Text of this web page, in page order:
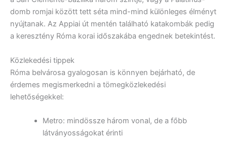
domb romjai között tett séta mind-mind különleges élményt
nyújtanak. Az Appiai út mentén található katakombák pedig
a keresztény Róma korai időszakába engednek betekintést.
Közlekedési tippek
Róma belvárosa gyalogosan is könnyen bejárható, de
érdemes megismerkedni a tömegközlekedési
lehetőségekkel:
Metro: mindössze három vonal, de a főbb
látványosságokat érinti